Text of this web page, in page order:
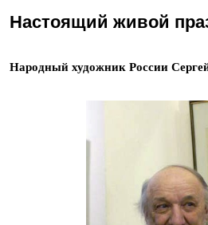
Настоящий живой
Народный художник России